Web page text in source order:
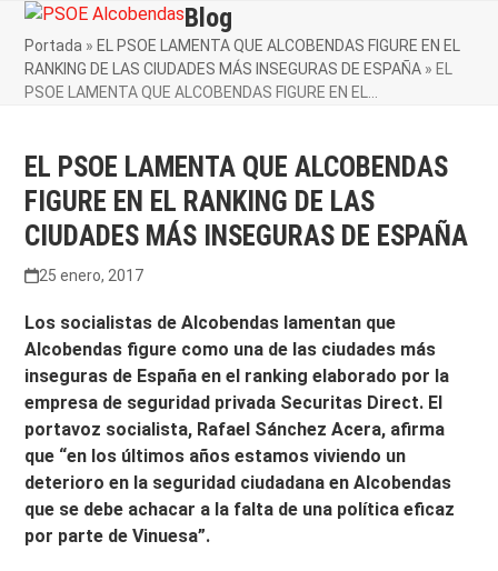
Skip
content
Open
mobile
menu
Close
mobile
menu
Blog
Portada » EL PSOE LAMENTA QUE ALCOBENDAS FIGURE EN EL
RANKING DE LAS CIUDADES MÁS INSEGURAS DE ESPAÑA » EL
PSOE LAMENTA QUE ALCOBENDAS FIGURE EN EL…
EL PSOE LAMENTA QUE ALCOBENDAS
FIGURE EN EL RANKING DE LAS
CIUDADES MÁS INSEGURAS DE ESPAÑA
25 enero, 2017
Los socialistas de Alcobendas lamentan que
Alcobendas figure como una de las ciudades más
inseguras de España en el ranking elaborado por la
empresa de seguridad privada Securitas Direct. El
portavoz socialista, Rafael Sánchez Acera, afirma
que “en los últimos años estamos viviendo un
deterioro en la seguridad ciudadana en Alcobendas
que se debe achacar a la falta de una política eficaz
por parte de Vinuesa”.